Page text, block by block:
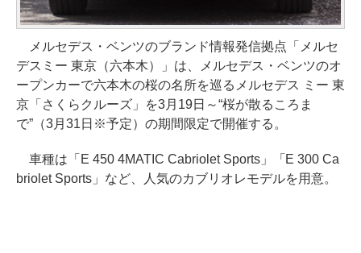
メルセデス・ベンツのブランド情報発信拠点「メルセ
デスミー 東京（六本木）」は、メルセデス・ベンツのオ
ープンカーで六本木の桜の名所を巡るメルセデス ミー 東
京「さくらクルーズ」を3月19日～“桜が散るころま
で”（3月31日※予定）の期間限定で開催する。
車種は「E 450 4MATIC Cabriolet Sports」「E 300 Ca
briolet Sports」など、人気のカブリオレモデルを用意。